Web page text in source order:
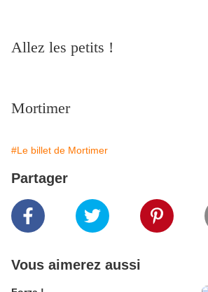
Allez les petits !
Mortimer
#Le billet de Mortimer
Partager
Vous aimerez aussi